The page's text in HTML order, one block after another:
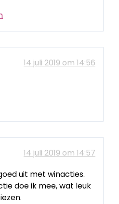
14 juli 2019 om 14:56
14 juli 2019 om 14:57
uit met winacties.
doe ik mee, wat leuk